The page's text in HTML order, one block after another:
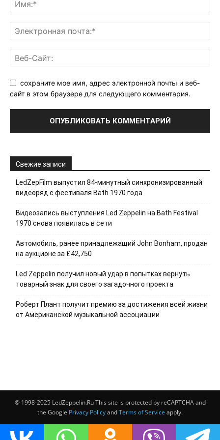
сохраните мое имя, адрес электронной почты и веб-
сайт в этом браузере для следующего комментария.
Свежие записи
LedZepFilm выпустил 84-минутный синхронизированный
видеоряд с фестиваля Bath 1970 года
Видеозапись выступления Led Zeppelin на Bath Festival
1970 снова появилась в сети
Автомобиль, ранее принадлежащий John Bonham, продан
на аукционе за £42,750
Led Zeppelin получил новый удар в попытках вернуть
товарный знак для своего загадочного проекта
Роберт Плант получит премию за достижения всей жизни
от Американской музыкальной ассоциации
© 1998-2025 LedZeppelin.Ru This site is protected by reCAPTCHA and
the Google Privacy PolicyandTerms of Service apply.